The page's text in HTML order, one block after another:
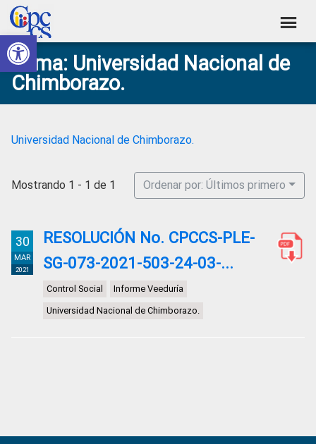
Abrir barra de herramientas
Skip
to
primary
navigation
Skip
to
main
content
Skip
to
primary
sidebar
Skip
to
footer
Consejo
de
Participación
Social
Construyendo
Poder
Ciudadano
Tema: Universidad Nacional de
Chimborazo.
Universidad Nacional de Chimborazo.
Mostrando 1 - 1 de 1 Ordenar por: Últimos primero
30
MAR
2021
RESOLUCIÓN No. CPCCS-PLE-
SG-073-2021-503-24-03-...
Control Social Informe Veeduría
Universidad Nacional de Chimborazo.